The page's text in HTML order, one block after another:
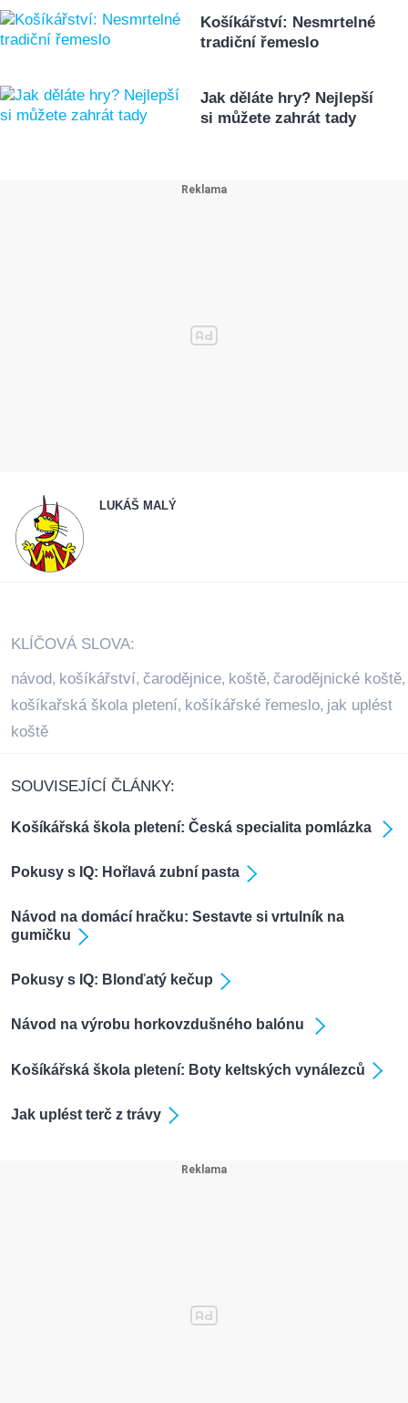
Košíkářství: Nesmrtelné
tradiční řemeslo
Jak děláte hry? Nejlepší
si můžete zahrát tady
LUKÁŠ MALÝ
KLÍČOVÁ SLOVA:
návod, košíkářství, čarodějnice, koště, čarodějnické koště,
košíkařská škola pletení, košíkářské řemeslo, jak uplést
koště
SOUVISEJÍCÍ ČLÁNKY:
Košíkářská škola pletení: Česká specialita pomlázka
Pokusy s IQ: Hořlavá zubní pasta
Návod na domácí hračku: Sestavte si vrtulník na
gumičku
Pokusy s IQ: Blonďatý kečup
Návod na výrobu horkovzdušného balónu
Košíkářská škola pletení: Boty keltských vynálezců
Jak uplést terč z trávy